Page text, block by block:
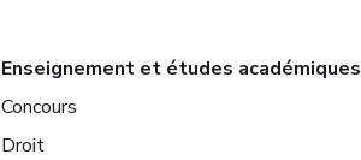
Enseignement et études académiques
Concours
Droit